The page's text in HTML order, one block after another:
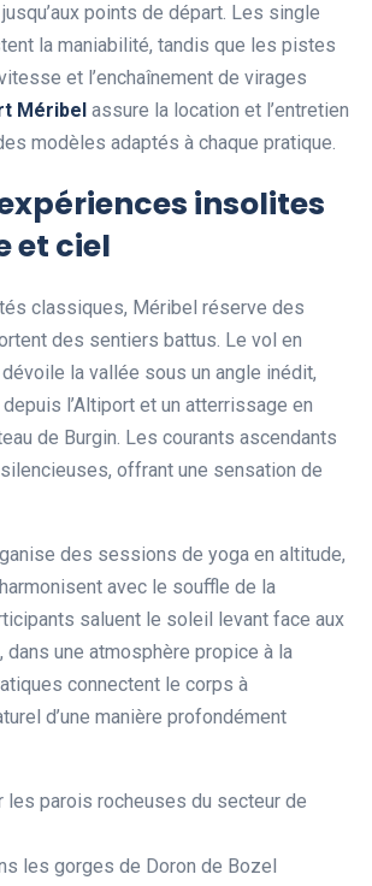
points de départ. Les single
la maniabilité, tandis que les pistes
et l’enchaînement de virages
Méribel assure la location et l’entretien
modèles adaptés à chaque pratique.
insolites
et ciel
classiques, Méribel réserve des
des sentiers battus. Le vol en
la vallée sous un angle inédit,
l’Altiport et un atterrissage en
de Burgin. Les courants ascendants
offrant une sensation de
des sessions de yoga en altitude,
avec le souffle de la
saluent le soleil levant face aux
une atmosphère propice à la
connectent le corps à
d’une manière profondément
les parois rocheuses du secteur de
les gorges de Doron de Bozel